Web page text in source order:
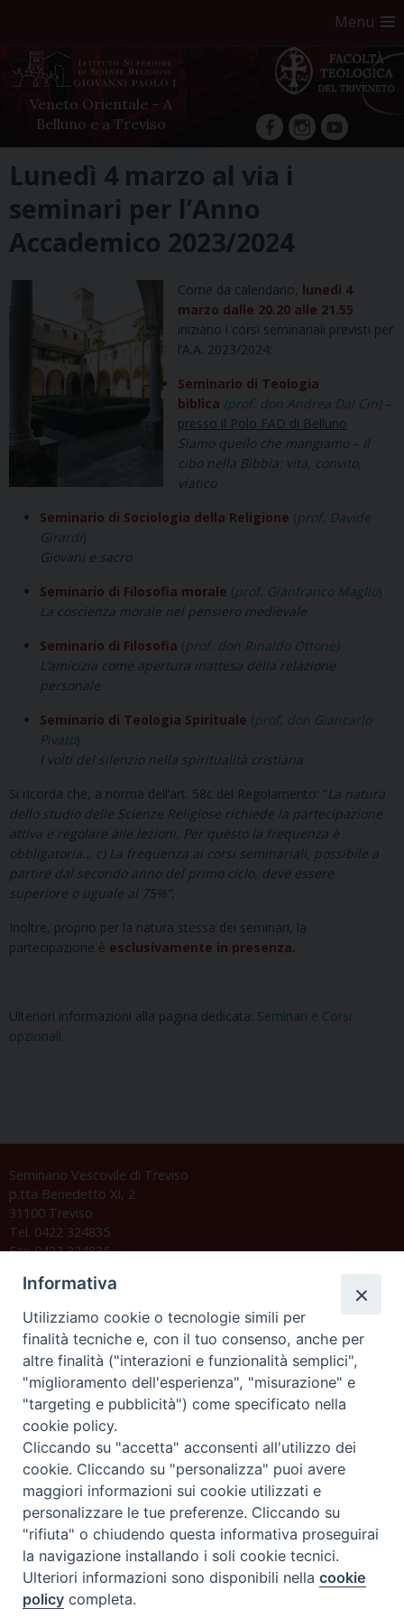
Menu
Veneto Orientale – A
Belluno e a Treviso
facebookInstagram
YouTube
content
Lunedì 4 marzo al via i
seminari per l’Anno
Accademico 2023/2024
Come da calendario, lunedì 4
marzo dalle 20.20 alle 21.55
iniziano i corsi seminariali previsti per
l’A.A. 2023/2024:
Seminario di Teologia
biblica (prof. don Andrea Dal Cin) –
presso il Polo FAD di Belluno
Siamo quello che mangiamo – Il
cibo nella Bibbia: vita, convito,
viatico
Seminario di Sociologia della Religione (prof. Davide
Girardi)
Giovani e sacro
Seminario di Filosofia morale (prof. Gianfranco Maglio)
La coscienza morale nel pensiero medievale
Seminario di Filosofia (prof. don Rinaldo Ottone)
L’amicizia come apertura inattesa della relazione
personale
Seminario di Teologia Spirituale (prof. don Giancarlo
Pivato)
I volti del silenzio nella spiritualità cristiana
Si ricorda che, a norma dell’art. 58c del Regolamento: “La natura
dello studio delle Scienze Religiose richiede la partecipazione
attiva e regolare alle lezioni. Per questo la frequenza è
obbligatoria… c) La frequenza ai corsi seminariali, possibile a
partire dal secondo anno del primo ciclo, deve essere
superiore o uguale al 75%”.
Inoltre, proprio per la natura stessa dei seminari, la
partecipazione è esclusivamente in presenza.
Ulteriori informazioni alla pagina dedicata: Seminari e Corsi
opzionali
Seminario Vescovile di Treviso
p.tta Benedetto XI, 2
31100 Treviso
Tel. 0422 324835
Fax 0422 324836
C.F. 94004060268
Orario di segreteria
Lunedì 17.30-19.30
Martedì 17.30-19.30
Mercoledì 17.30-19.30
Giovedì 17.30-19.30
Venerdì chiuso
Sabato 9.30-11.30
Privacy e sicurezza
Informativa
Utilizziamo cookie o tecnologie simili per
finalità tecniche e, con il tuo consenso, anche per
altre finalità ("interazioni e funzionalità semplici",
"miglioramento dell'esperienza", "misurazione" e
"targeting e pubblicità") come specificato nella
cookie policy.
Cliccando su "accetta" acconsenti all'utilizzo dei
cookie. Cliccando su "personalizza" puoi avere
maggiori informazioni sui cookie utilizzati e
personalizzare le tue preferenze. Cliccando su
"rifiuta" o chiudendo questa informativa proseguirai
la navigazione installando i soli cookie tecnici.
Ulteriori informazioni sono disponibili nellacookie
policy completa.